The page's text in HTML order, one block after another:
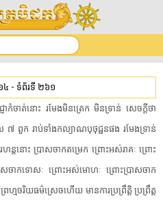
៤ - ទំព័រទី ២៦១
កំចាត់​នោះ​ រមែង​មិន​ត្រេក​ មិន​ទ្រាន់​ សេចក្តី​ថា​
៧ ​ពួក​ រាប់ទាំង​កល្យាណ​បុថុជ្ជន​ផង​ រមែង​ទ្រាន់​
ន្ត​នោះ​ ប្រាសចាក​តម្រេក​ ព្រោះ​អស់​រាគៈ​ ព្រោះ​
សចាក​ទោសៈ​ ព្រោះ​អស់​មោហៈ​ ព្រោះ​ប្រាសចាក​
មចរិយ​ធម៌​ស្រេចហើយ​ មានការ​ប្រព្រឹត្តិ ប្រព្រឹត្ត​